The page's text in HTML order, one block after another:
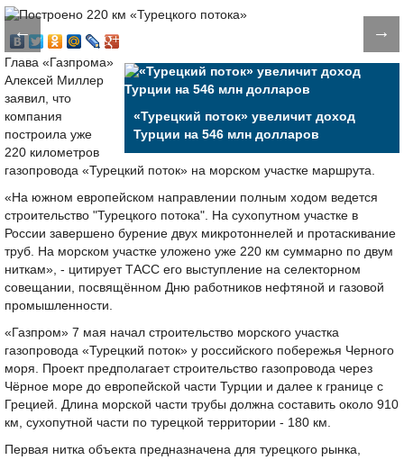
← →
«Турецкий поток» увеличит доход
Турции на 546 млн долларов
Глава «Газпрома»
Алексей Миллер
заявил, что
компания
построила уже
220 километров
газопровода «Турецкий поток» на морском участке маршрута.
«На южном европейском направлении полным ходом ведется
строительство "Турецкого потока". На сухопутном участке в
России завершено бурение двух микротоннелей и протаскивание
труб. На морском участке уложено уже 220 км суммарно по двум
ниткам», - цитирует ТАСС его выступление на селекторном
совещании, посвящённом Дню работников нефтяной и газовой
промышленности.
«Газпром» 7 мая начал строительство морского участка
газопровода «Турецкий поток» у российского побережья Черного
моря. Проект предполагает строительство газопровода через
Чёрное море до европейской части Турции и далее к границе с
Грецией. Длина морской части трубы должна составить около 910
км, сухопутной части по турецкой территории - 180 км.
Первая нитка объекта предназначена для турецкого рынка,